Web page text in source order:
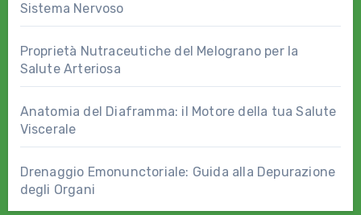
Sistema Nervoso
Proprietà Nutraceutiche del Melograno per la
Salute Arteriosa
Anatomia del Diaframma: il Motore della tua Salute
Viscerale
Drenaggio Emonunctoriale: Guida alla Depurazione
degli Organi